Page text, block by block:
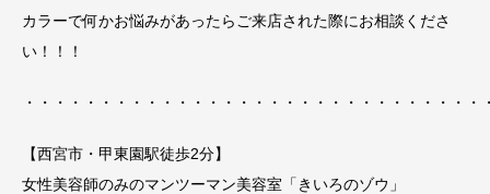
カラーで何かお悩みがあったらご来店された際にお相談くださ
い！！！
・・・・・・・・・・・・・・・・・・・・・・・・・・・・・・
【西宮市・甲東園駅徒歩2分】
女性美容師のみのマンツーマン美容室「きいろのゾウ」